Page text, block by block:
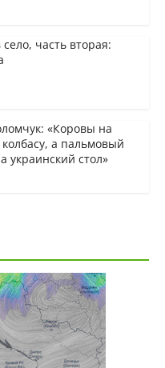
часть вторая:
«Коровы на
а пальмовый
украинский стол»